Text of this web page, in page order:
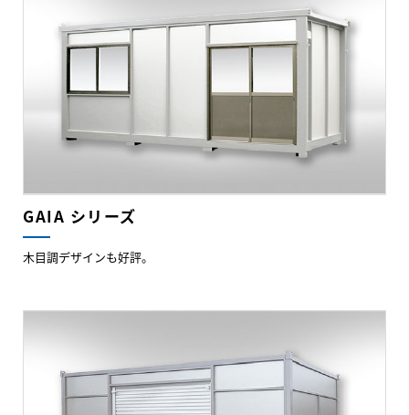
GAIA シリーズ
木目調デザインも好評。